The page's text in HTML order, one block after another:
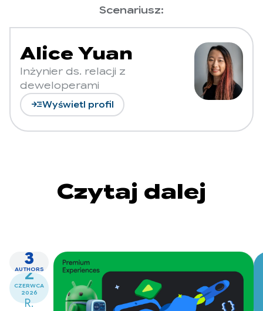
Scenariusz:
Alice Yuan
Inżynier ds. relacji z
deweloperami
read_moreWyświetl profil
Czytaj dalej
3
AUTHORS
2
CZERWCA
2026
R.